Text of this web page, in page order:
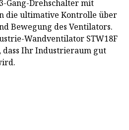
Gang-Drehschalter mit
die ultimative Kontrolle über
Bewegung des Ventilators.
Wandventilator STW18F
dass Ihr Industrieraum gut